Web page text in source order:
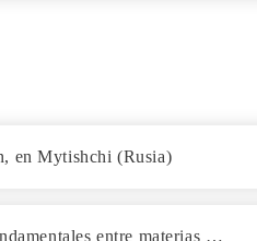
en Mytishchi (Rusia)
entre materias …